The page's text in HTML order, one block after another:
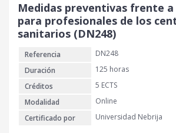
Medidas preventivas frente a
para profesionales de los
sanitarios (DN248)
Referencia
DN248
Duración
125 horas
Créditos
5 ECTS
Modalidad
Online
Certificado por
Universidad Nebrija